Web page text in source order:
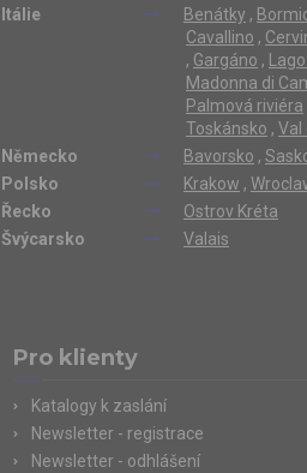
Itálie
Benátky ,
Cavallino ,
, Gargáno ,
Madonna di
Palmová riviéra
Toskánsko , Val
Německo Bavorsko ,
Polsko Krakow ,
Řecko
Ostrov Kréta
Švýcarsko
Valais
Pro klienty
Katalogy k zaslání
Newsletter - registrace
Newsletter - odhlášení